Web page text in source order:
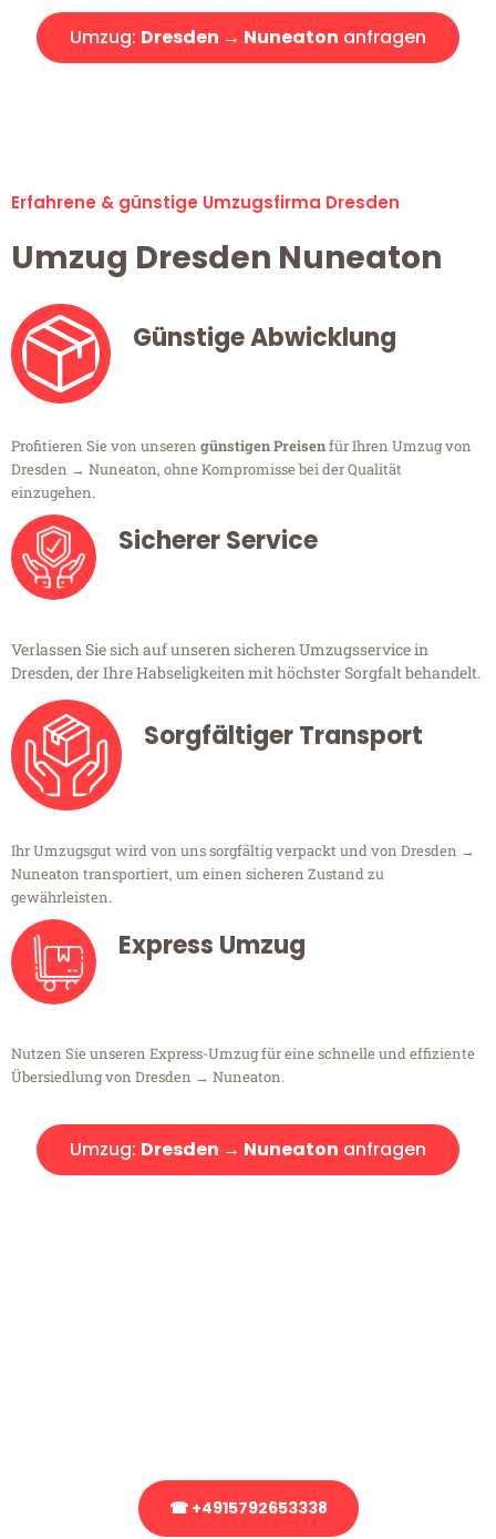
Umzug: Dresden → Nuneaton anfragen
Erfahrene & günstige Umzugsfirma Dresden
Umzug Dresden Nuneaton
Günstige Abwicklung
Profitieren Sie von unseren günstigen Preisenfür Ihren Umzug von
Dresden → Nuneaton, ohne Kompromisse bei der Qualität
einzugehen.
Sicherer Service
Verlassen Sie sich auf unseren sicheren Umzugsservice in
Dresden, der Ihre Habseligkeiten mit höchster Sorgfalt behandelt.
Sorgfältiger Transport
Ihr Umzugsgut wird von uns sorgfältig verpackt und von Dresden →
Nuneaton transportiert, um einen sicheren Zustand zu
gewährleisten.
Express Umzug
Nutzen Sie unseren Express-Umzug für eine schnelle und effiziente
Übersiedlung von Dresden → Nuneaton.
Umzug: Dresden → Nuneaton anfragen
☎ +4915792653338